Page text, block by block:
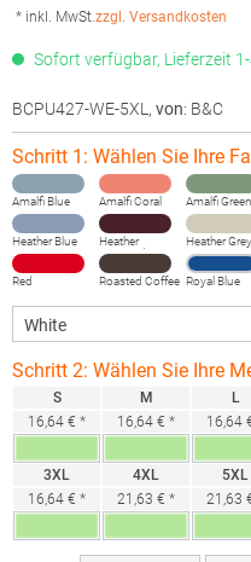
* inkl. MwSt.zzgl. Versandkosten
Sofort verfügbar, Lieferzeit
BCPU427-WE-5XL , von: B&C
Schritt 1: Wählen Sie Ihre
Amalfi Blue Amalfi Coral Amalfi Green
Heather Blue
Heather
Burgundy
Heather Grey
Fog
Red Roasted Coffee Royal Blue
Schritt 2: Wählen Sie Ihre
S
16,64 € *
M
16,64 € *
L
16,64
3XL
16,64 € *
4XL
21,63 € *
5XL
21,63